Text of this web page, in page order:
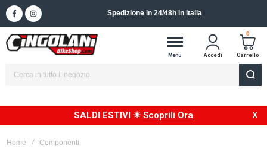
Spedizione in 24/48h in Italia
Menu Accedi
0
Carrello
SALDI ESTIVI ☀ Scoprili Ora
Home Componenti